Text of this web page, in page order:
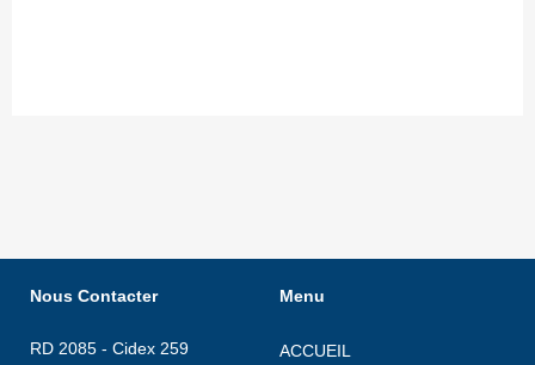
Nous Contacter
RD 2085 - Cidex 259
Menu
ACCUEIL